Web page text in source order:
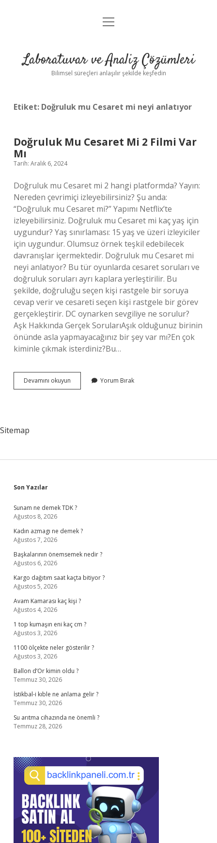
Anasayfa
Yasal Uyarı
menüyü
Laboratuvar ve Analiz Çözümleri
Bilimsel süreçleri anlaşılır şekilde keşfedin
Etiket: Doğruluk mu Cesaret mi neyi anlatıyor
Doğruluk Mu Cesaret Mi 2 Filmi Var
Mı
Tarih: Aralık 6, 2024
Doğruluk mu Cesaret mi 2 hangi platformda? Yayın:
Nereden çevrimiçi izleyebilirsiniz? Şu anda:
“Doğruluk mu Cesaret mi?” Yapımı Netflix’te
izleyebilirsiniz. Doğruluk mu Cesaret mi kaç yaş için
uygundur? Yaş sınırlaması: 15 yaş ve üzeri izleyiciler
için uygundur. Olumsuz örnek teşkil edebilecek
davranışlar içermektedir. Doğruluk mu Cesaret mi
neyi anlatıyor? Bu tür oyunlarda cesaret soruları ve
doğruluk soruları ayrı kaplara yerleştirilir. Bu
şekilde, doğruluğu seçen kişi rastgele bir soruya
cevap verir ve cesareti seçen kişi rastgele bir görev
gerçekleştirir. DC oynarken sevgiliye ne sorulur?
Aşk Hakkında Gerçek SorularıAşık olduğunuz birinin
önünde asla yapmayacağınız bir şey var mı?En çok
kiminle çıkmak isterdiniz?Bu…
Devamını okuyun Doğruluk
Mu
Yorum Bırak
Sitemap
Sidebar
Son Yazılar
Sunam ne demek TDK ?
Ağustos 8, 2026
Kadın azmagı ne demek ?
Ağustos 7, 2026
Başkalarının önemsemek nedir ?
Ağustos 6, 2026
Kargo dağıtım saat kaçta bitiyor ?
Ağustos 5, 2026
Avam Kamarası kaç kişi ?
Ağustos 4, 2026
1 top kumaşın eni kaç cm ?
Ağustos 3, 2026
1100 ölçekte neler gösterilir ?
Ağustos 3, 2026
Ballon d’Or kimin oldu ?
Temmuz 30, 2026
İstikbal-i kıble ne anlama gelir ?
Temmuz 30, 2026
Su arıtma cihazında ne önemli ?
Temmuz 28, 2026